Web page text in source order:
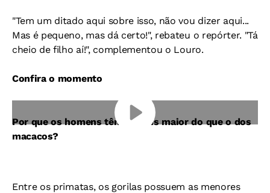
"Tem um ditado aqui sobre isso, não vou dizer aqui...
Mas é pequeno, mas dá certo!", rebateu o repórter. "Tá
cheio de filho aí!", complementou o Louro.
Confira o momento
Por que os homens têm o pênis maior do que o dos
macacos?
Entre os primatas, os gorilas possuem as menores